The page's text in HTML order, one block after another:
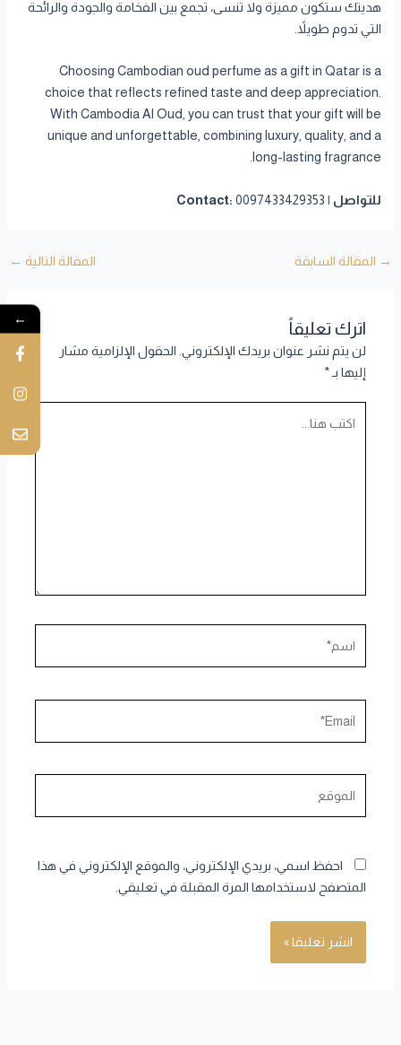
هديتك ستكون مميزة ولا تنسى، تجمع بين الفخامة والجودة والرائحة
التي تدوم طويلاً.
Choosing Cambodian oud perfume as a gift in Qatar is a
choice that reflects refined taste and deep appreciation.
With Cambodia Al Oud, you can trust that your gift will be
unique and unforgettable, combining luxury, quality, and a
long-lasting fragrance.
للتواصل | Contact: 0097433429353
→ المقالة السابقة المقالة التالية ←
اترك تعليقاً
لن يتم نشر عنوان بريدك الإلكتروني. الحقول الإلزامية مشار
إليها بـ*
احفظ اسمي، بريدي الإلكتروني، والموقع الإلكتروني في هذا
المتصفح لاستخدامها المرة المقبلة في تعليقي.
←